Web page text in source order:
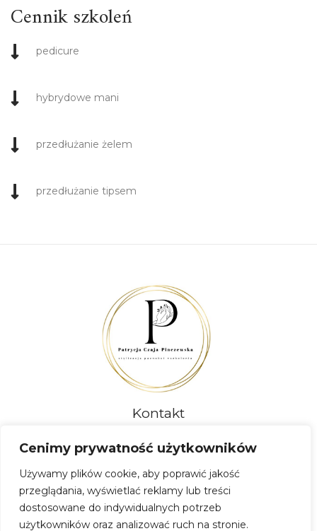
Cenimy prywatność użytkowników
Używamy plików cookie, aby poprawić jakość
przeglądania, wyświetlać reklamy lub treści
dostosowane do indywidualnych potrzeb
użytkowników oraz analizować ruch na stronie.
Cennik szkoleń
pedicure
hybrydowe mani
przedłużanie żelem
przedłużanie tipsem
Kontakt
ZADZWOŃ
690684696
NAPISZ
nailroom.olesno@gmail.com